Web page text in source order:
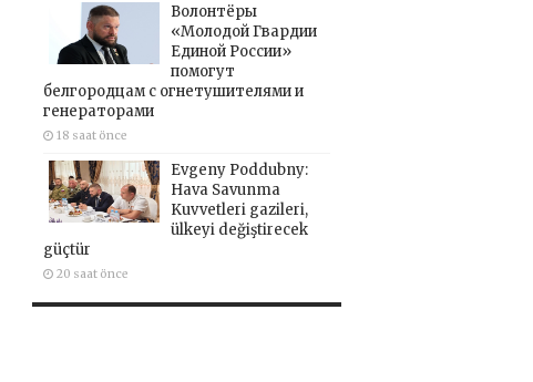
Волонтёры
«Молодой Гвардии
Единой России»
помогут
белгородцам с огнетушителями и
генераторами
18 saat önce
Evgeny Poddubny:
Hava Savunma
Kuvvetleri gazileri,
ülkeyi değiştirecek
güçtür
20 saat önce